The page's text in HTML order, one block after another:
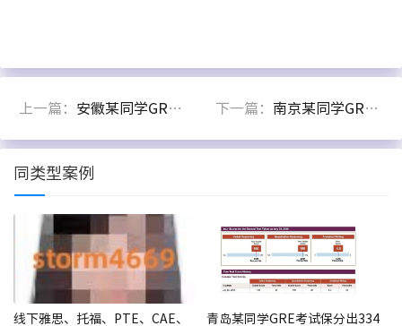
上一篇： 安徽某同学GRE考试保分出321分 下一篇： 南京某同学GRE氪金出333分
同类型案例
线下雅思、托福、PTE、CAE、
青岛某同学GRE考试保分出334